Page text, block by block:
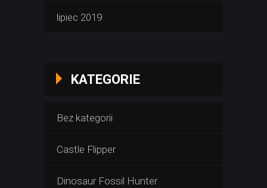
lipiec 2019
KATEGORIE
Bez kategorii
Castle Flipper
Dinosaur Fossil Hunter